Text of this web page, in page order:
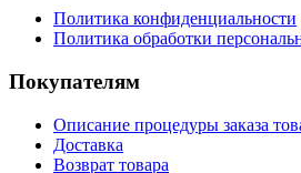
Политика конфиденциальности
Политика обработки
Покупателям
Описание процедуры заказа
Доставка
Возврат товара